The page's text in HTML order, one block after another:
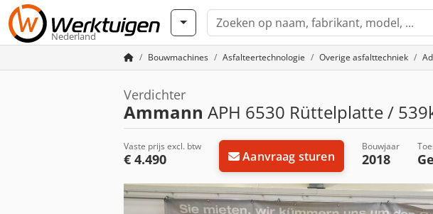
Nederland
Bouwmachines Asfalteertechnologie Overige asfalttechniek
Verdichter
Ammann APH 6530 Rüttelplatte /
Vaste prijs excl. btw
€ 4.490 Aanvraag sturen
Bouwjaar
2018